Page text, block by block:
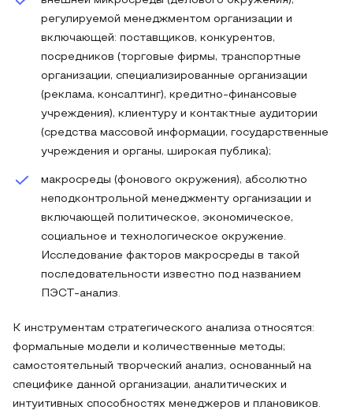
регулируемой менеджментом организации и
включающей: поставщиков, конкурентов,
посредников (торговые фирмы, транспортные
организации, специализированные организации
(реклама, консалтинг), кредитно-финансовые
учреждения), клиентуру и контактные аудитории
(средства массовой информации, государственные
учреждения и органы, широкая публика);
макросреды (фонового окружения), абсолютно
неподконтрольной менеджменту организации и
включающей политическое, экономическое,
социальное и технологическое окружение.
Исследование факторов макросреды в такой
последовательности известно под названием
ПЭСТ-анализ.
К инструментам стратегического анализа относятся:
формальные модели и количественные методы;
самостоятельный творческий анализ, основанный на
специфике данной организации, аналитических и
интуитивных способностях менеджеров и плановиков.